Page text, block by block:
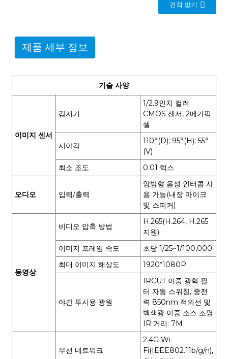
견적 받기
제품 세부 정보
기술 사양
이미지 센서
감지기
1/2.9인치 컬러
CMOS 센서, 2메가픽
셀
시야각
110°(D); 95°(H); 55°
(V)
최소 조도
0.01 럭스
오디오 입력/출력
양방향 음성 인터콤 사
용 가능(내장 마이크
및 스피커)
동영상
비디오 압축 방법
H.265(H.264, H.265
지원)
이미지 프레임 속도
초당 1/25~1/100,000
최대 이미지 해상도
1920*1080P
야간 투시용 광원
IRCUT 이중 광학 필
터 자동 스위칭, 중전
력 850nm 적외선 및
백색광 이중 소스 조명
IR 거리: 7M
무선 네트워크
2.4G Wi-
Fi(IEEE802.11b/g/n),